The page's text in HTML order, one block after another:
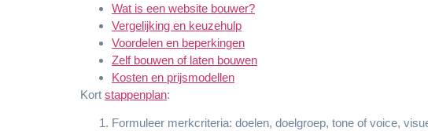
Wat is een website bouwer?
Vergelijking en keuzehulp
Voordelen en beperkingen
Zelf bouwen of laten bouwen
Kosten en prijsmodellen
Kort stappenplan:
Formuleer merkcriteria: doelen, doelgroep, tone of voice,